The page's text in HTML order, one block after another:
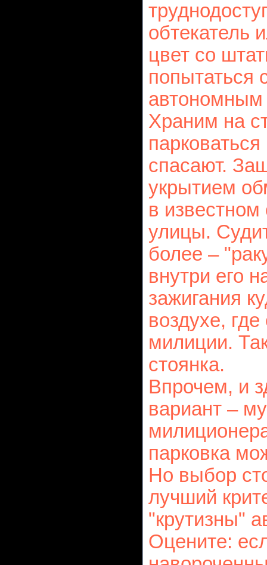
обтекатель
цвет со
попытаться
автономным
Храним на
спасают.
укрытием
в
улицы.
более –
внутри его
зажигания
воздухе,
милиции.
стоянка.
Впрочем, и
вариант –
парковка
Но выбор
лучший
"крутизны"
Оцените: